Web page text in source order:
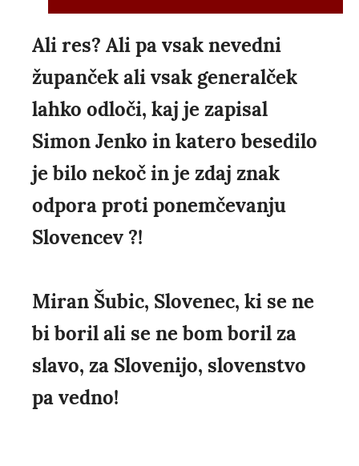
Ali res? Ali pa vsak nevedni
županček ali vsak generalček
lahko odloči, kaj je zapisal
Simon Jenko in katero besedilo
je bilo nekoč in je zdaj znak
odpora proti ponemčevanju
Slovencev ?!
Miran Šubic, Slovenec, ki se ne
bi boril ali se ne bom boril za
slavo, za Slovenijo, slovenstvo
pa vedno!